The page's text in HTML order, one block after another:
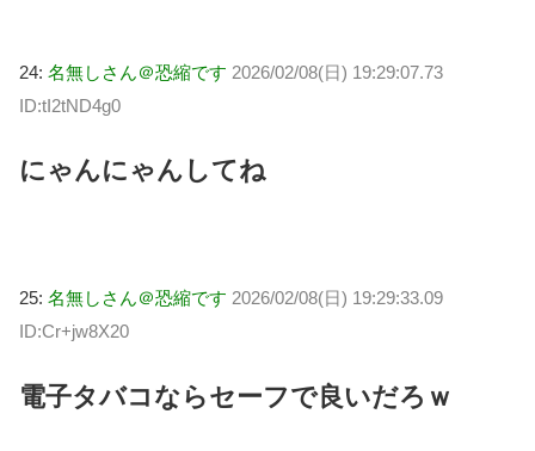
24: 名無しさん＠恐縮です 2026/02/08(日) 19:29:07.73
ID:tI2tND4g0
にゃんにゃんしてね
25: 名無しさん＠恐縮です 2026/02/08(日) 19:29:33.09
ID:Cr+jw8X20
電子タバコならセーフで良いだろｗ